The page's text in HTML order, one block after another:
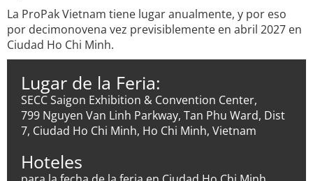
La ProPak Vietnam tiene lugar anualmente, y por eso
por decimonovena vez previsiblemente en abril 2027 en
Ciudad Ho Chi Minh.
Lugar de la Feria:
SECC Saigon Exhibition & Convention Center,
799 Nguyen Van Linh Parkway, Tan Phu Ward, Dist
7, Ciudad Ho Chi Minh, Ho Chi Minh, Vietnam
Hoteles